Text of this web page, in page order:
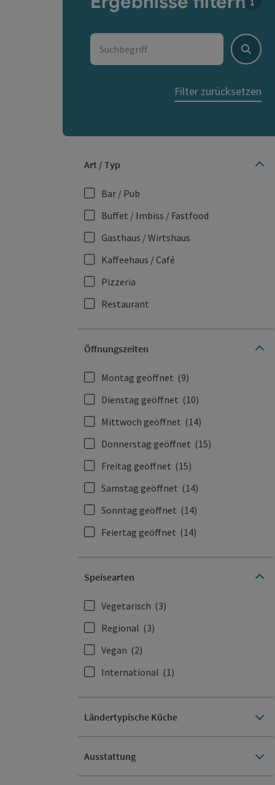
Suchbegriff
Suchen
Filter zurücksetzen
Art / Typ
Bar / Pub
Buffet / Imbiss / Fastfood
Gasthaus / Wirtshaus
Kaffeehaus / Café
Pizzeria
Restaurant
Öffnungszeiten
Montag geöffnet (9)
Dienstag geöffnet (10)
Mittwoch geöffnet (14)
Donnerstag geöffnet (15)
Freitag geöffnet (15)
Samstag geöffnet (14)
Sonntag geöffnet (14)
Feiertag geöffnet (14)
Speisearten
Vegetarisch (3)
Regional (3)
Vegan (2)
International (1)
Ländertypische Küche
Ausstattung